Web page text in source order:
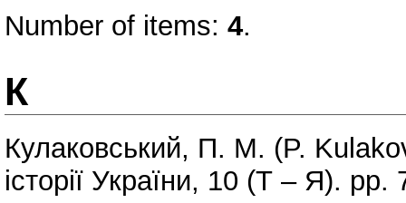
Number of items: 4.
К
Кулаковський, П. М. (P.
історії України, 10 (Т – Я). pp.